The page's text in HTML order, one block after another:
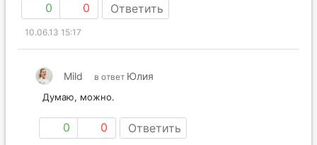
0 0 Ответить
10.06.13 15:17
Mild в ответ Юлия
Думаю, можно.
0 0 Ответить